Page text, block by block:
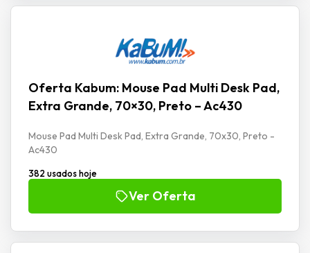
Oferta Kabum: Mouse Pad Multi Desk Pad,
Extra Grande, 70×30, Preto – Ac430
Mouse Pad Multi Desk Pad, Extra Grande, 70x30, Preto -
Ac430
382 usados hoje
Ver Oferta